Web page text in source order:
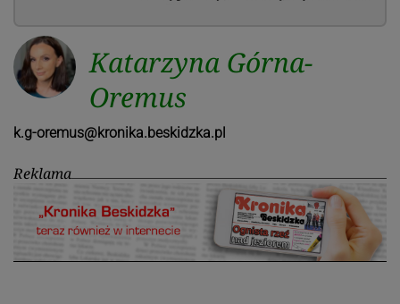
Katarzyna Górna-
Oremus
k.g-oremus@kronika.beskidzka.pl
Reklama